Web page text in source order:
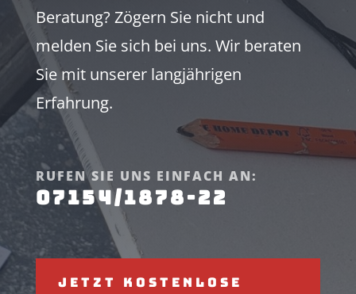
Beratung? Zögern Sie nicht und
melden Sie sich bei uns. Wir beraten
Sie mit unserer langjährigen
Erfahrung.
RUFEN SIE UNS EINFACH AN:
07154/1878-22
Jetzt kostenlose